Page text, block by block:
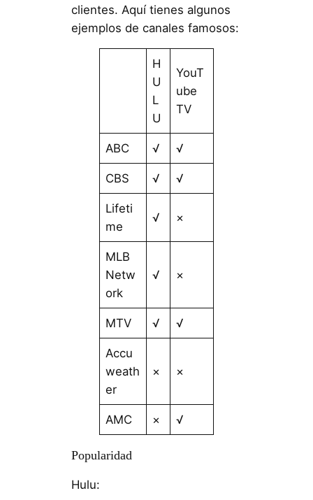
clientes. Aquí tienes algunos
ejemplos de canales famosos:
H
U
L
U
YouT
ube
TV
ABC √ √
CBS √ √
Lifeti
me
√ ×
MLB
Netw
ork
√ ×
MTV √ √
Accu
weath
er
× ×
AMC × √
Popularidad
Hulu: